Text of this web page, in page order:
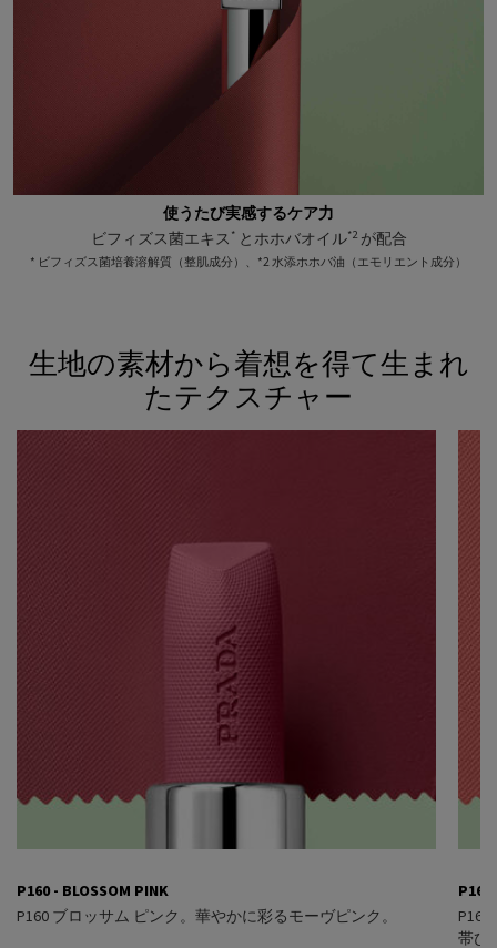
使うたび実感するケア力
ビフィズス菌エキス *とホホバオイル*2が配合
* ビフィズス菌培養溶解質（整肌成分）、*2 水添ホホバ油（エモリエント成分）
生地の素材から着想を得て生まれ
たテクスチャー
P160 - BLOSSOM PINK
P160 ブロッサム ピンク。華やかに彩るモーヴピンク​。
P161
帯び